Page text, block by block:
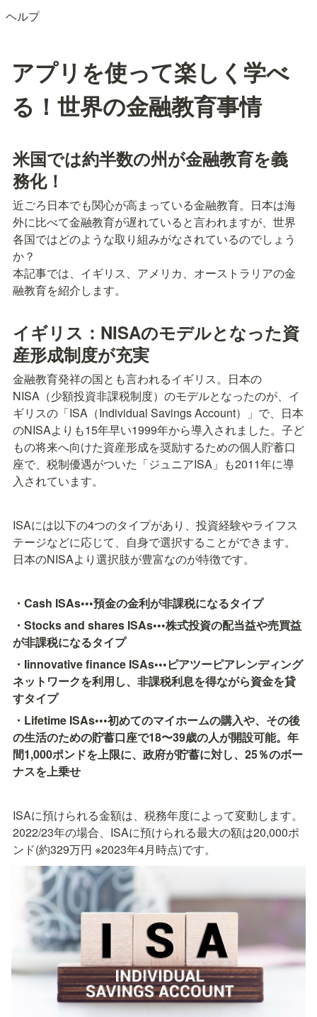
ヘルプ
アプリを使って楽しく学べ
る！世界の金融教育事情
米国では約半数の州が金融教育を義
務化！
近ごろ日本でも関心が高まっている金融教育。日本は海
外に比べて金融教育が遅れていると言われますが、世界
各国ではどのような取り組みがなされているのでしょう
か？
本記事では、イギリス、アメリカ、オーストラリアの金
融教育を紹介します。
イギリス：NISAのモデルとなった資
産形成制度が充実
金融教育発祥の国とも言われるイギリス。日本の
NISA（少額投資非課税制度）のモデルとなったのが、イ
ギリスの「ISA（Individual Savings Account）」で、日本
のNISAよりも15年早い1999年から導入されました。子ど
もの将来へ向けた資産形成を奨励するための個人貯蓄口
座で、税制優遇がついた「ジュニアISA」も2011年に導
入されています。
ISAには以下の4つのタイプがあり、投資経験やライフス
テージなどに応じて、自身で選択することができます。
日本のNISAより選択肢が豊富なのが特徴です。
・Cash ISAs•••預金の金利が非課税になるタイプ
・Stocks and shares ISAs•••株式投資の配当益や売買益
が非課税になるタイプ
・Iinnovative finance ISAs•••ピアツーピアレンディング
ネットワークを利用し、非課税利息を得ながら資金を貸
すタイプ
・Lifetime ISAs•••初めてのマイホームの購入や、その後
の生活のための貯蓄口座で18〜39歳の人が開設可能。年
間1,000ポンドを上限に、政府が貯蓄に対し、25％のボー
ナスを上乗せ
ISAに預けられる金額は、税務年度によって変動します。
2022/23年の場合、ISAに預けられる最大の額は20,000ポ
ンド(約329万円 ※2023年4月時点)です。